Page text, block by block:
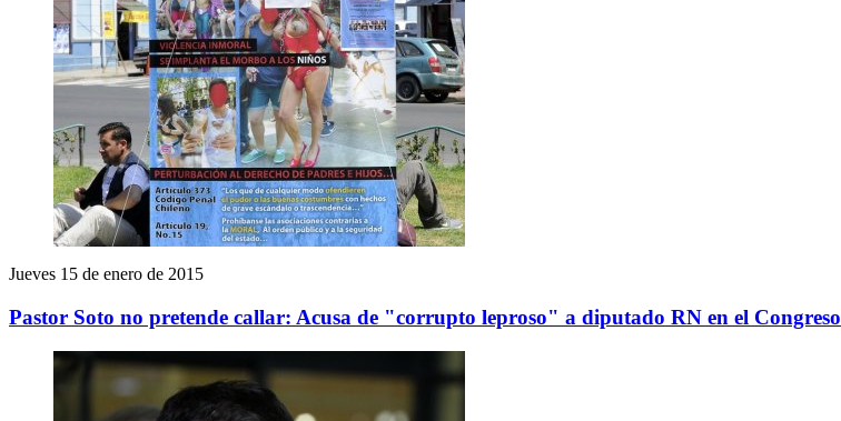
Jueves 15 de enero de 2015
Pastor Soto no pretende callar: Acusa de "corrupto leproso" a diputado RN en el Congreso